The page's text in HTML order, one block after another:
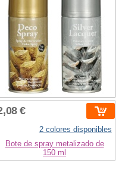
€
2 colores disponibles
Bote de spray metalizado de
150 ml